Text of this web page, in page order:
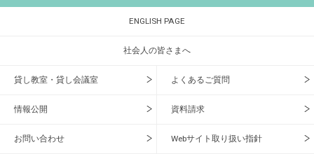
ENGLISH PAGE
社会人の皆さまへ
貸し教室・貸し会議室 よくあるご質問
情報公開 資料請求
お問い合わせ Webサイト取り扱い指針